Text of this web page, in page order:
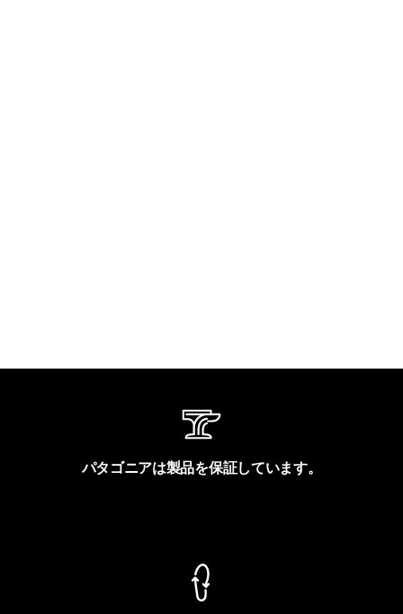
パタゴニアは製品を保証しています。